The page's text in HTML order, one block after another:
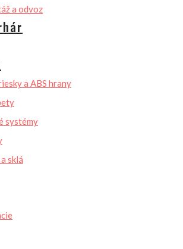
a odvoz
a ABS hrany
systémy
sklá